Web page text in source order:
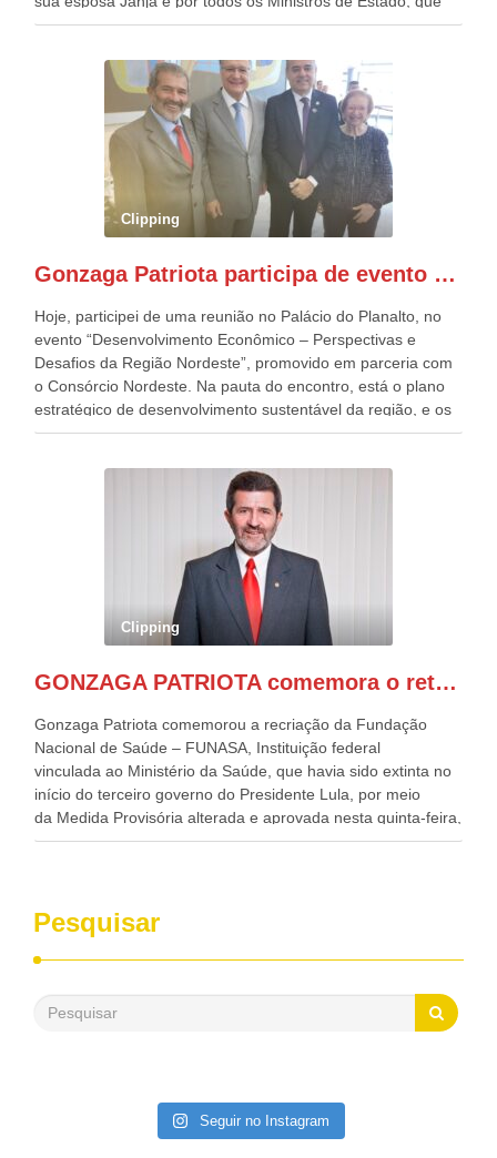
estavam presentes, nos Desfiles da Independência da
outros desfiles, na Esplanada dos Ministérios, disse ter sido
o deste ano, o maior e o mais organizado de todos. “Há
quatro décadas, como Patriota até no nome, participo
anualmente dos desfiles de Sete de Setembro, na
Esplanada dos Ministérios, em Brasília. Este ano, o governo
preparou espaços com cadeiras e coberturas, para 30.000
pessoas, só que o número de Patriotas Brasileiros
Independentes, dobrou na Esplanada. Eu, Lula e os
Patriota.
Clipping
Gonzaga Patriota participa de evento em prol do desenvolvimento do Nordeste
Hoje, participei de uma reunião no Palácio do Planalto, no
evento “Desenvolvimento Econômico – Perspectivas e
Desafios da Região Nordeste”, promovido em parceria com
o Consórcio Nordeste. Na pauta do encontro, está o plano
estratégico de desenvolvimento sustentável da região, e os
desafios para a elaboração de políticas públicas, que
evento contou com a presença do Vice-presidente Geraldo
Alckmin, que também ocupa o Ministério do
Desenvolvimento, Indústria, Comércio e Serviços, o ex
governador de Pernambuco, agora Presidente do Banco do
Nordeste, Paulo Câmara, o ex Deputado Federal, e
atualmente Superintendente da SUDENE, Danilo Cabral, da
Governadora de Pernambuco, Raquel Lyra, os ministros da
Casa Civil, Rui Costa, e da Integração e do Desenvolvimento
de todo Nordeste que também ajudam a fomentar o
Clipping
GONZAGA PATRIOTA comemora o retorno da FUNASA
Gonzaga Patriota comemorou a recriação da Fundação
Nacional de Saúde – FUNASA, Instituição federal
vinculada ao Ministério da Saúde, que havia sido extinta no
início do terceiro governo do Presidente Lula, por meio
da Medida Provisória alterada e aprovada nesta quinta-feira,
pelo Congresso Nacional. Gonzaga Patriota disse hoje em
desenvolvimento dos seus municípios e, somente o ano
passado, essa Fundação distribuiu mais de três bilhões de
reais, com suas maravilhosas ações, dentre alas, mais de
saneamento básico, em pequenas comunidades rurais.
Patriota disse ainda que, mesmo sem mandato,
Pesquisar
Seguir no Instagram